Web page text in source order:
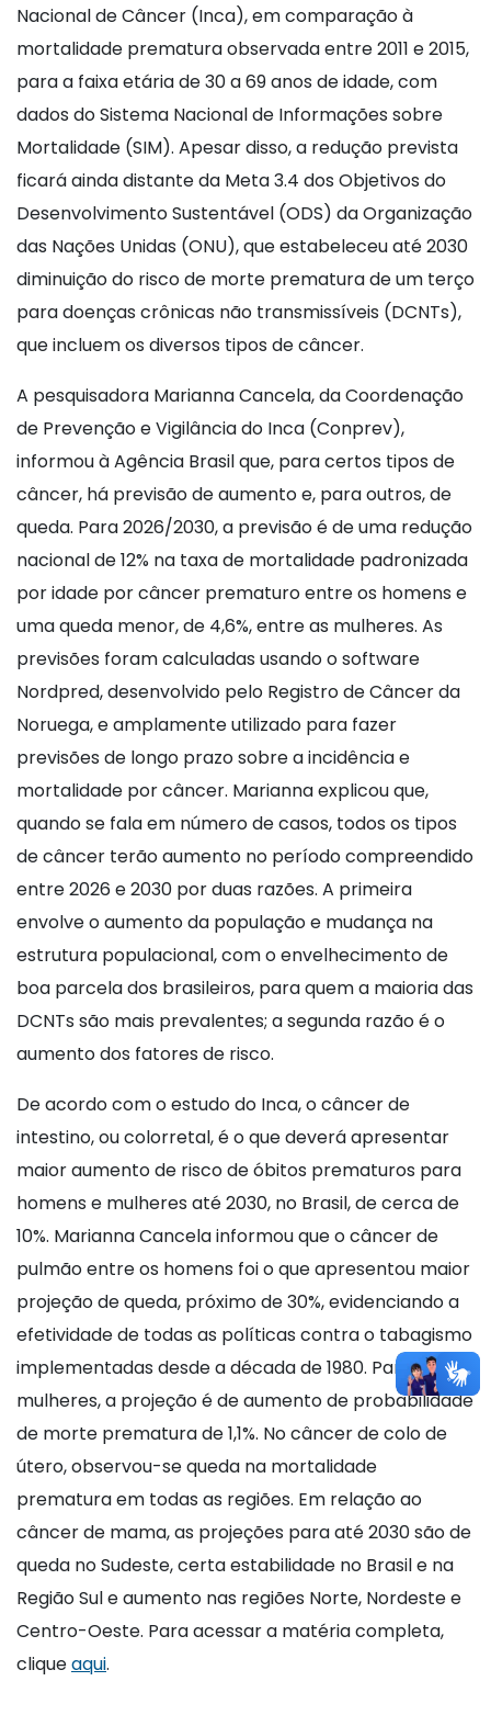
Nacional de Câncer (Inca), em comparação à
mortalidade prematura observada entre 2011 e 2015,
para a faixa etária de 30 a 69 anos de idade, com
dados do Sistema Nacional de Informações sobre
Mortalidade (SIM). Apesar disso, a redução prevista
ficará ainda distante da Meta 3.4 dos Objetivos do
Desenvolvimento Sustentável (ODS) da Organização
das Nações Unidas (ONU), que estabeleceu até 2030
diminuição do risco de morte prematura de um terço
para doenças crônicas não transmissíveis (DCNTs),
que incluem os diversos tipos de câncer.
A pesquisadora Marianna Cancela, da Coordenação
de Prevenção e Vigilância do Inca (Conprev),
informou à Agência Brasil que, para certos tipos de
câncer, há previsão de aumento e, para outros, de
queda. Para 2026/2030, a previsão é de uma redução
nacional de 12% na taxa de mortalidade padronizada
por idade por câncer prematuro entre os homens e
uma queda menor, de 4,6%, entre as mulheres. As
previsões foram calculadas usando o software
Nordpred, desenvolvido pelo Registro de Câncer da
Noruega, e amplamente utilizado para fazer
previsões de longo prazo sobre a incidência e
mortalidade por câncer. Marianna explicou que,
quando se fala em número de casos, todos os tipos
de câncer terão aumento no período compreendido
entre 2026 e 2030 por duas razões. A primeira
envolve o aumento da população e mudança na
estrutura populacional, com o envelhecimento de
boa parcela dos brasileiros, para quem a maioria das
DCNTs são mais prevalentes; a segunda razão é o
aumento dos fatores de risco.
De acordo com o estudo do Inca, o câncer de
intestino, ou colorretal, é o que deverá apresentar
maior aumento de risco de óbitos prematuros para
homens e mulheres até 2030, no Brasil, de cerca de
10%. Marianna Cancela informou que o câncer de
pulmão entre os homens foi o que apresentou maior
projeção de queda, próximo de 30%, evidenciando a
efetividade de todas as políticas contra o tabagismo
implementadas desde a década de 1980. Para as
mulheres, a projeção é de aumento de probabilidade
de morte prematura de 1,1%. No câncer de colo de
útero, observou-se queda na mortalidade
prematura em todas as regiões. Em relação ao
câncer de mama, as projeções para até 2030 são de
queda no Sudeste, certa estabilidade no Brasil e na
Região Sul e aumento nas regiões Norte, Nordeste e
Centro-Oeste. Para acessar a matéria completa,
cliqueaqui.